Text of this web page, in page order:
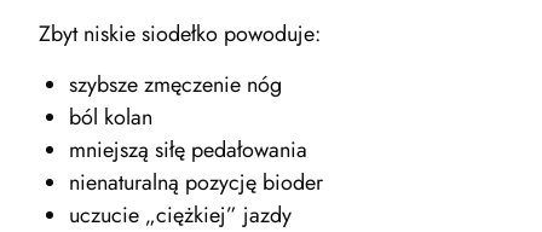
Zbyt niskie siodełko powoduje:
szybsze zmęczenie nóg
ból kolan
mniejszą siłę pedałowania
nienaturalną pozycję bioder
uczucie „ciężkiej” jazdy